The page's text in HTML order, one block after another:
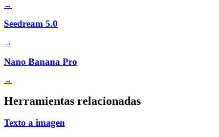
→
Seedream 5.0
→
Nano Banana Pro
→
Herramientas relacionadas
Texto a imagen